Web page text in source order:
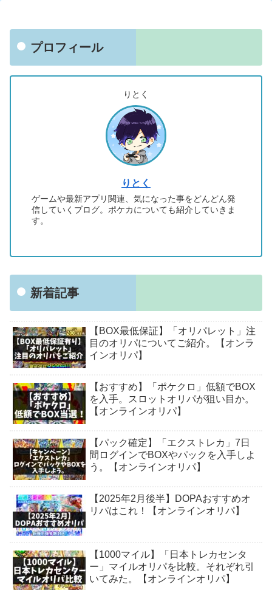
プロフィール
りとく
りとく
ゲームや最新アプリ関連、気になった事をどんどん発
信していくブログ。ポケカについても紹介していきま
す。
新着記事
【BOX最低保証】「オリパレット」注
目のオリパについてご紹介。【オンラ
インオリパ】
【おすすめ】「ポケクロ」低額でBOX
を入手。スロットオリパが狙い目か。
【オンラインオリパ】
【パック確定】「エクストレカ」7日
間ログインでBOXやパックを入手しよ
う。【オンラインオリパ】
【2025年2月後半】DOPAおすすめオ
リパはこれ！【オンラインオリパ】
【1000マイル】「日本トレカセンタ
ー」マイルオリパを比較。それぞれ引
いてみた。【オンラインオリパ】